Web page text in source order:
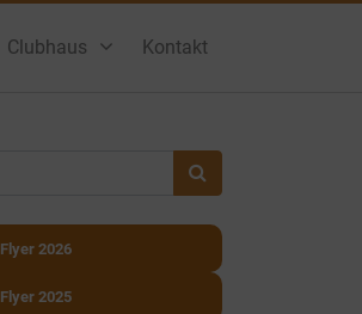
Clubhaus Kontakt
Flyer 2026
Flyer 2025